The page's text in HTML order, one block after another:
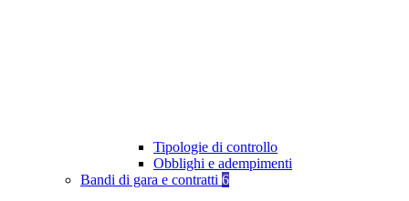
Tipologie di controllo
Obblighi e adempimenti
Bandi di gara e contratti 6